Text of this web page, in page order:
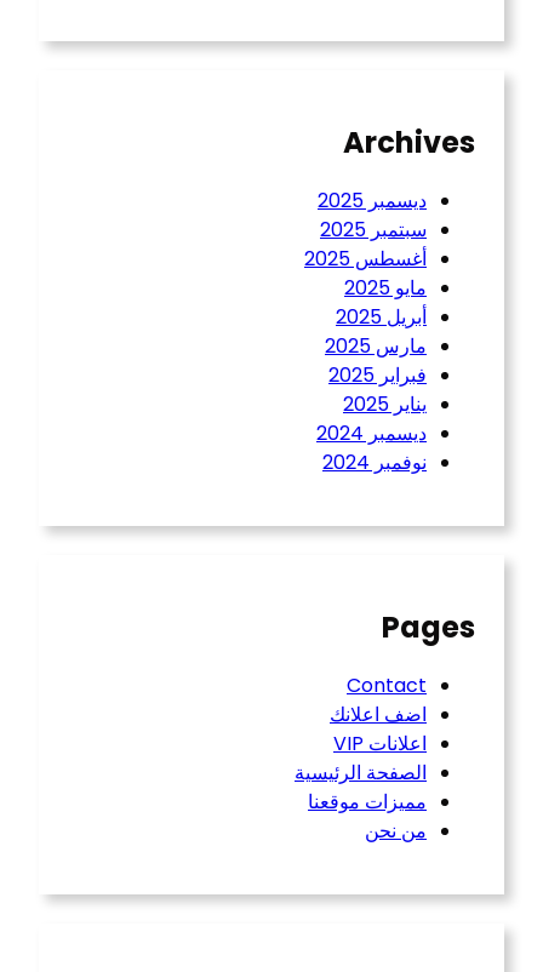
Archives
ديسمبر 2025
سبتمبر 2025
أغسطس 2025
مايو 2025
أبريل 2025
مارس 2025
فبراير 2025
يناير 2025
ديسمبر 2024
نوفمبر 2024
Pages
Contact
اضف اعلانك
اعلانات VIP
الصفحة الرئيسية
مميزات موقعنا
من نحن